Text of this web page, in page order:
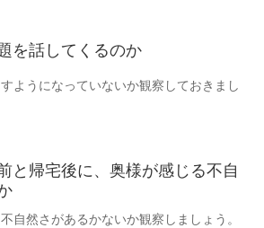
を話してくるのか
ようになっていないか観察しておきまし
と帰宅後に、奥様が感じる不自
自然さがあるかないか観察しましょう。